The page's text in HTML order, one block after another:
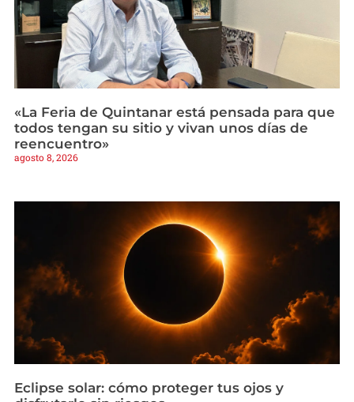
«La Feria de Quintanar está pensada para que
todos tengan su sitio y vivan unos días de
reencuentro»
agosto 8, 2026
Eclipse solar: cómo proteger tus ojos y